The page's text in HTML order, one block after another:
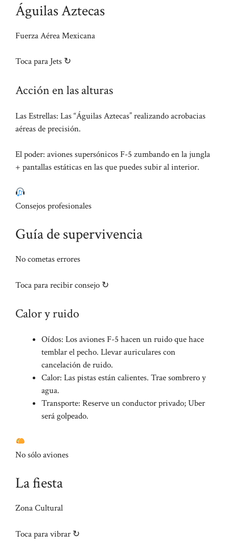
Águilas Aztecas
Fuerza Aérea Mexicana
Toca para Jets ↻
Acción en las alturas
Las Estrellas: Las “Águilas Aztecas” realizando acrobacias
aéreas de precisión.
El poder: aviones supersónicos F-5 zumbando en la jungla
+ pantallas estáticas en las que puedes subir al interior.
Consejos profesionales
Guía de supervivencia
No cometas errores
Toca para recibir consejo ↻
Calor y ruido
Oídos: Los aviones F-5 hacen un ruido que hace
temblar el pecho. Llevar auriculares con
cancelación de ruido.
Calor: Las pistas están calientes. Trae sombrero y
agua.
Transporte: Reserve un conductor privado; Uber
será golpeado.
No sólo aviones
La fiesta
Zona Cultural
Toca para vibrar ↻